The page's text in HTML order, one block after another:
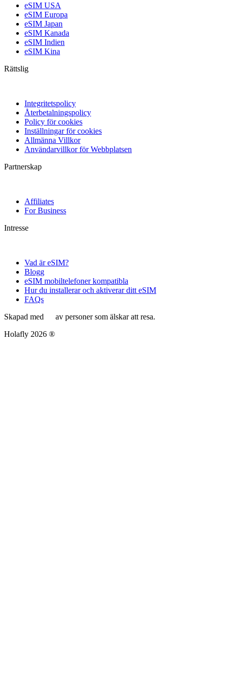
eSIM USA
eSIM Europa
eSIM Japan
eSIM Kanada
eSIM Indien
eSIM Kina
Rättslig
Integritetspolicy
Återbetalningspolicy
Policy för cookies
Inställningar för cookies
Allmänna Villkor
Användarvillkor för Webbplatsen
Partnerskap
Affiliates
For Business
Intresse
Vad är eSIM?
Blogg
eSIM mobiltelefoner kompatibla
Hur du installerar och aktiverar ditt eSIM
FAQs
Skapad med
av personer som älskar att resa.
Holafly 2026 ®